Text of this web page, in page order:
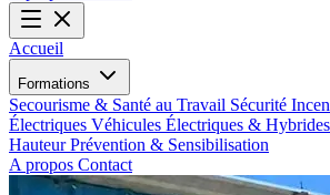
Accueil
Formations
Secourisme & Santé au Travail Sécurité
Électriques Véhicules Électriques & Hybrides
HauteurPrévention & Sensibilisation
A propos Contact